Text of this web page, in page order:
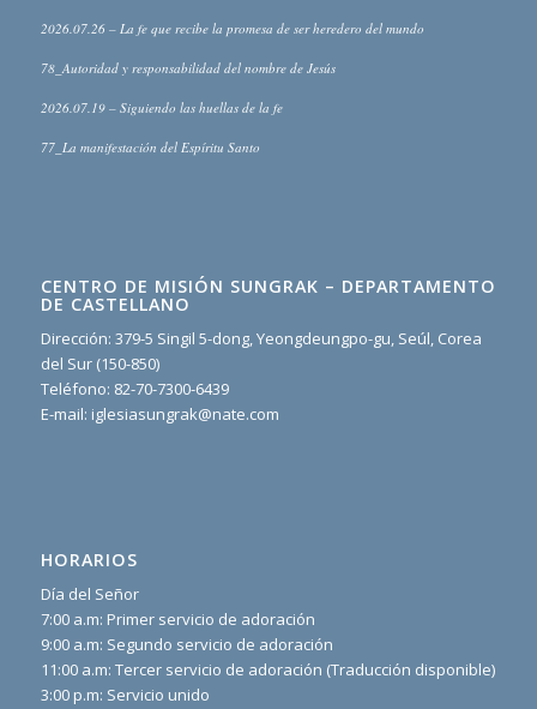
2026.07.26 – La fe que recibe la promesa de ser heredero del mundo
78_Autoridad y responsabilidad del nombre de Jesús
2026.07.19 – Siguiendo las huellas de la fe
77_La manifestación del Espíritu Santo
CENTRO DE MISIÓN SUNGRAK – DEPARTAMENTO
DE CASTELLANO
Dirección: 379-5 Singil 5-dong, Yeongdeungpo-gu, Seúl, Corea
del Sur (150-850)
Teléfono: 82-70-7300-6439
E-mail: iglesiasungrak@nate.com
HORARIOS
Día del Señor
7:00 a.m: Primer servicio de adoración
9:00 a.m: Segundo servicio de adoración
11:00 a.m: Tercer servicio de adoración (Traducción disponible)
3:00 p.m: Servicio unido